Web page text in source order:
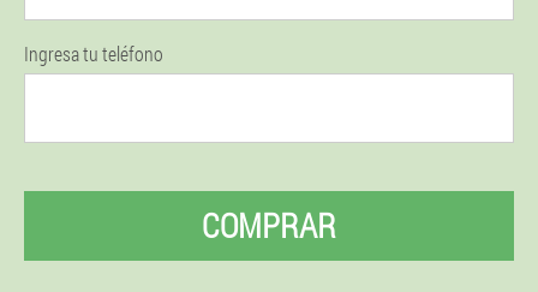
Ingresa tu teléfono
COMPRAR